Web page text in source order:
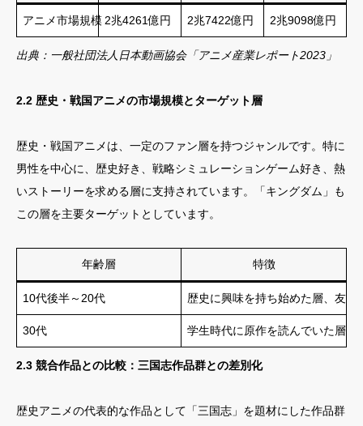
アニメ市場規模 2兆4261億円 2兆7422億円 2兆9098億円
出典：一般社団法人日本動画協会「アニメ産業レポート2023」
2.2 歴史・戦国アニメの市場規模とターゲット層
歴史・戦国アニメは、一定のファン層を持つジャンルです。特に
男性を中心に、歴史好き、戦略シミュレーションゲーム好き、熱
いストーリーを求める層に支持されています。「キングダム」も
この層を主要ターゲットとしています。
年齢層 特徴
10代後半～20代 歴史に興味を持ち始めた層、友
30代 学生時代に原作を読んでいた層
2.3 競合作品との比較：三国志作品群との差別化
歴史アニメの代表的な作品として「三国志」を題材にした作品群